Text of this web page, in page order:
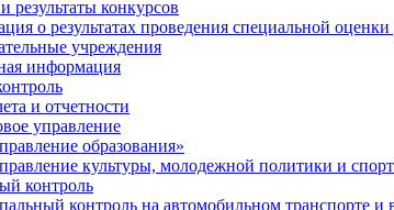
результаты конкурсов
о результатах проведения специальной оценки
учреждения
информация
и отчетности
управление
образования»
культуры, молодежной политики и
контроль
контроль на автомобильном транспорте и